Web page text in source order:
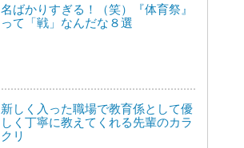
名ばかりすぎる！（笑）『体育祭』
って「戦」なんだな８選
新しく入った職場で教育係として優
しく丁寧に教えてくれる先輩のカラ
クリ